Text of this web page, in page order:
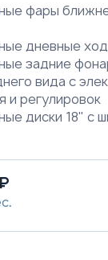
фары
дневные
задние
вида с
и регулировок
диски 18" с
система с